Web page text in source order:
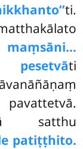
ti.
maṃsāni…
ti
satthu
patiṭṭhito.